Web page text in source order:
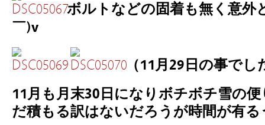
ボルトなどの固着も無く意外
￣)v
（11月29日の事で
11月も月末30日になりボチボチ雪の
だ積もる訳はないだろうが時間が有る